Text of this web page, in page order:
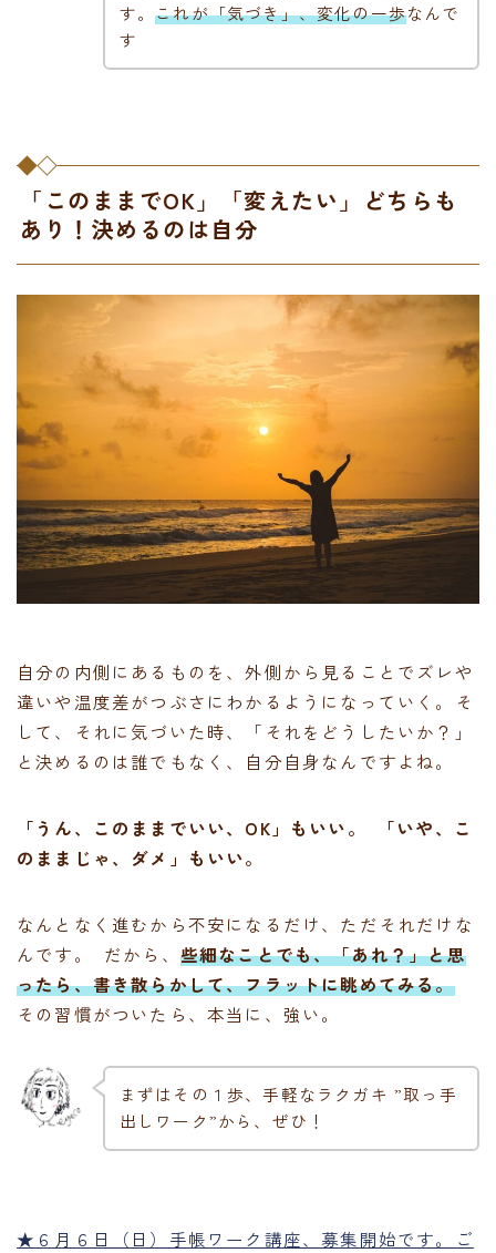
す。これが「気づき」、変化の一歩なんで
す
「このままでOK」「変えたい」どちらも
あり！決めるのは自分
自分の内側にあるものを、外側から見ることでズレや
違いや温度差がつぶさにわかるようになっていく。そ
して、それに気づいた時、「それをどうしたいか？」
と決めるのは誰でもなく、自分自身なんですよね。
「うん、このままでいい、OK」もいい。 「いや、こ
のままじゃ、ダメ」もいい。
なんとなく進むから不安になるだけ、ただそれだけな
んです。 だから、 些細なことでも、「あれ？」と思
ったら、書き散らかして、フラットに眺めてみる。
その習慣がついたら、本当に、強い。
まずはその１歩、手軽なラクガキ ”取っ手
出しワーク”から、ぜひ！
★６月６日（日）手帳ワーク講座、募集開始です。ご